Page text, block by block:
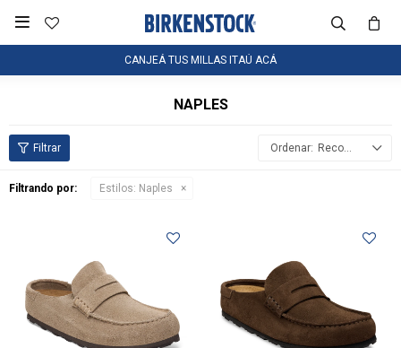

CANJEÁ TUS MILLAS ITAÚ ACÁ
NAPLES
Recomendados
Filtrando por: Estilos: Naples